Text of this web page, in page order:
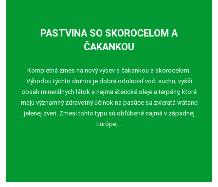
PASTVINA SO SKOROCELOM A
ČAKANKOU
Kompletná zmes na nový výsev s čakankou a skorocelom.
Výhodou týchto druhov je dobrá odolnosť voči suchu, vyšší
obsah minerálnych látok a najmä éterické oleje a terpény, ktoré
majú významný zdravotný účinok na pasúce sa zvieratá vrátane
jelenej zveri. Zmesi tohto typu sú obľúbené najmä v západnej
Európe,...